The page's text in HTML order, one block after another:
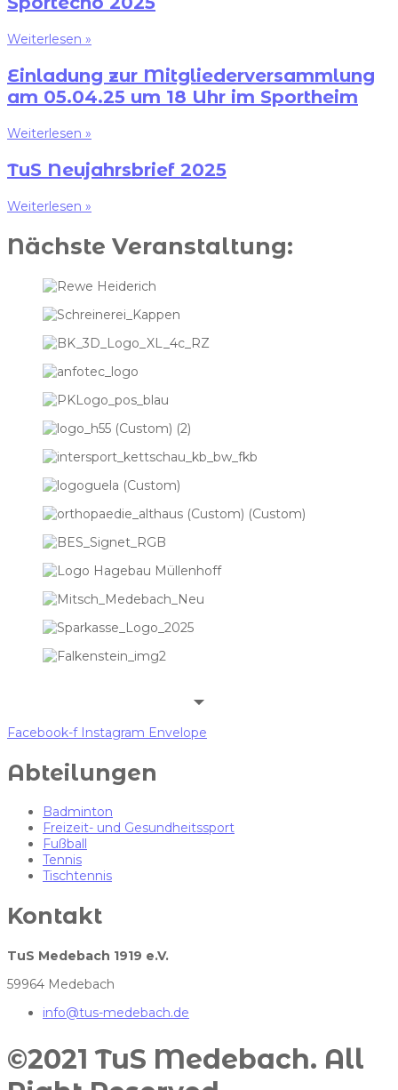
Weiterlesen »
Einladung zur Mitgliederversammlung
am 05.04.25 um 18 Uhr im Sportheim
Weiterlesen »
TuS Neujahrsbrief 2025
Weiterlesen »
Nächste Veranstaltung:
Facebook-f Instagram Envelope
Abteilungen
Badminton
Freizeit- und Gesundheitssport
Fußball
Tennis
Tischtennis
Kontakt
TuS Medebach 1919 e.V.
59964 Medebach
info@tus-medebach.de
©2021 TuS Medebach. All